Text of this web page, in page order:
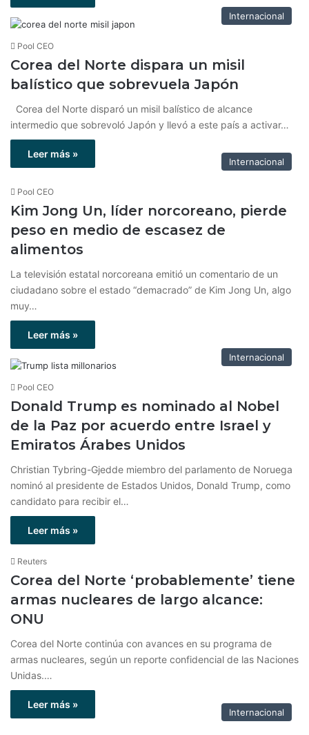
Internacional
Pool CEO
Corea del Norte dispara un misil
balístico que sobrevuela Japón
Corea del Norte disparó un misil balístico de alcance
intermedio que sobrevoló Japón y llevó a este país a activar…
Leer más »
Internacional
Pool CEO
Kim Jong Un, líder norcoreano, pierde
peso en medio de escasez de
alimentos
La televisión estatal norcoreana emitió un comentario de un
ciudadano sobre el estado “demacrado” de Kim Jong Un, algo
muy…
Leer más »
Internacional
Pool CEO
Donald Trump es nominado al Nobel
de la Paz por acuerdo entre Israel y
Emiratos Árabes Unidos
Christian Tybring-Gjedde miembro del parlamento de Noruega
nominó al presidente de Estados Unidos, Donald Trump, como
candidato para recibir el…
Leer más »
Reuters
Corea del Norte ‘probablemente’ tiene
armas nucleares de largo alcance:
ONU
Corea del Norte continúa con avances en su programa de
armas nucleares, según un reporte confidencial de las Naciones
Unidas.…
Leer más »
Internacional